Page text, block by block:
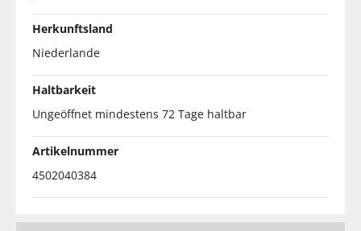
Herkunftsland
Niederlande
Haltbarkeit
Ungeöffnet mindestens 72 Tage haltbar
Artikelnummer
4502040384